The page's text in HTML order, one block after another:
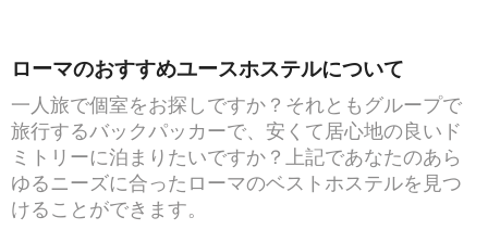
ローマのおすすめユースホステルについて
一人旅で個室をお探しですか？それともグループで
旅行するバックパッカーで、安くて居心地の良いド
ミトリーに泊まりたいですか？上記であなたのあら
ゆるニーズに合ったローマのベストホステルを見つ
けることができます。